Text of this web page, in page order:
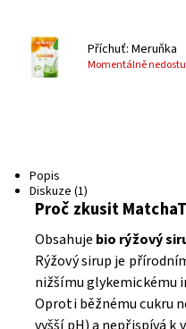
Příchuť: Meruňka
Momentálně
Popis
Diskuze (1)
Proč zkusit
Obsahuje bio rýžový
Rýžový sirup je
nižšímu glykemickému
Oproti běžnému cukru